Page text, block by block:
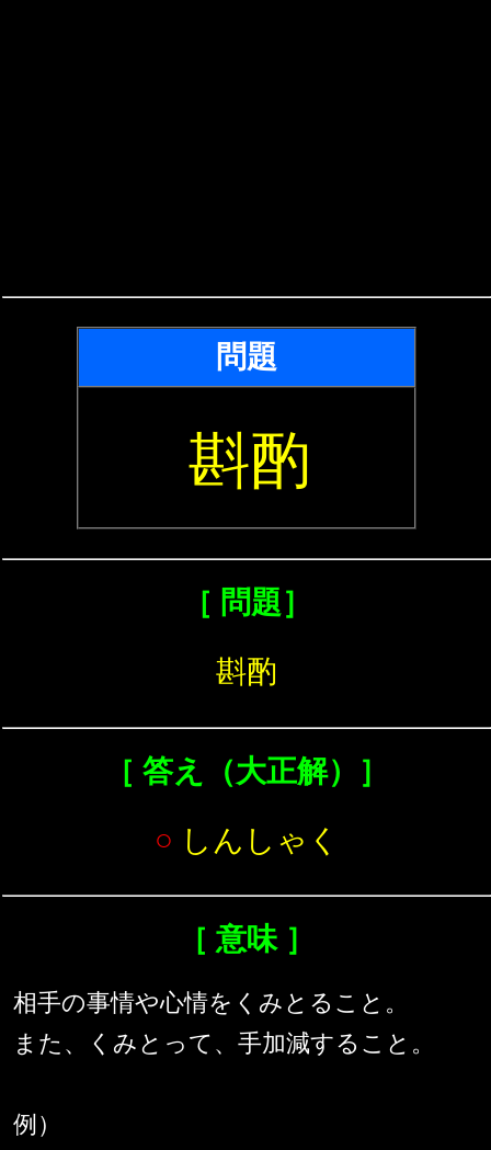
問題
斟酌
［ 問題］
斟酌
［ 答え（大正解）］
○ しんしゃく
［ 意味 ］
相手の事情や心情をくみとること。
また、くみとって、手加減すること。
例）